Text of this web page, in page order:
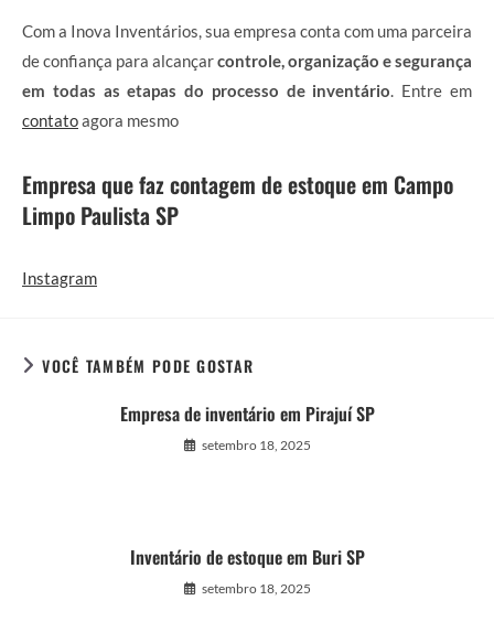
Com a Inova Inventários, sua empresa conta com uma parceira
de confiança para alcançarcontrole, organização e segurança
em todas as etapas do processo de inventário . Entre em
contatoagora mesmo
Empresa que faz contagem de estoque em Campo
Limpo Paulista SP
Instagram
VOCÊ TAMBÉM PODE GOSTAR
Empresa de inventário em Pirajuí SP
setembro 18, 2025
Inventário de estoque em Buri SP
setembro 18, 2025